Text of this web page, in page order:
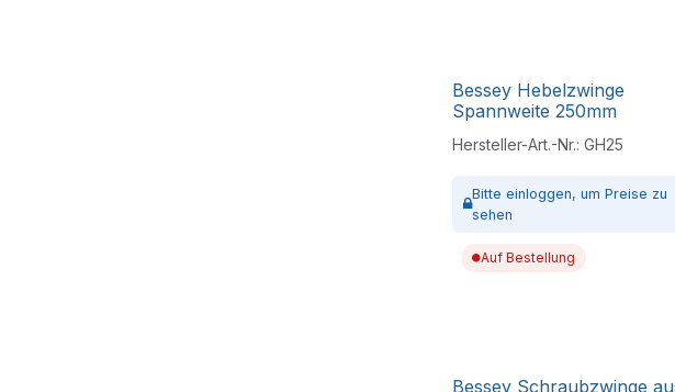
Bessey Hebelzwinge
Spannweite 250mm
Hersteller-Art.-Nr.: GH25
Bitte einloggen, um Preise zu
sehen
Auf Bestellung
Bessey Schraubzwinge